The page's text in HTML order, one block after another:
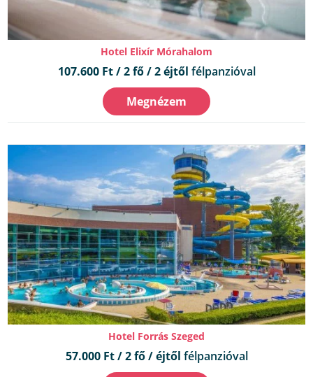
Hotel Elixír Mórahalom
107.600 Ft / 2 fő / 2 éjtől félpanzióval
Megnézem
Hotel Forrás Szeged
57.000 Ft / 2 fő / éjtől félpanzióval